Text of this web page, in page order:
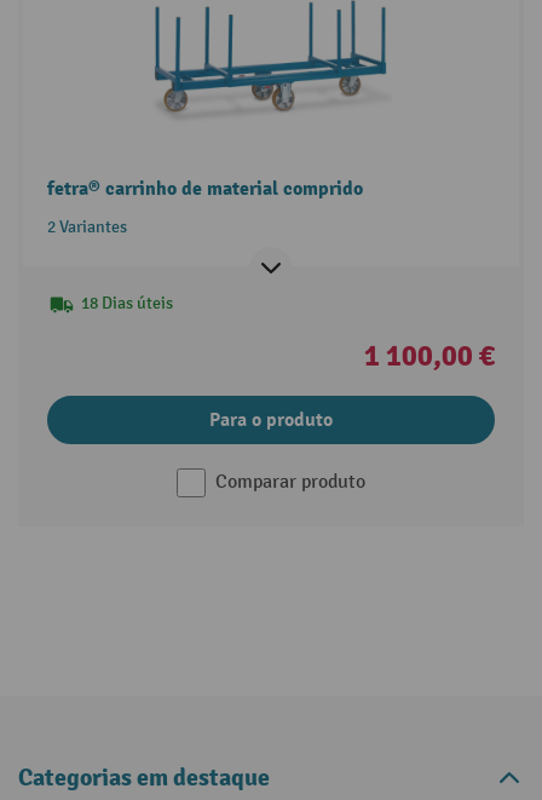
fetra® carrinho de material comprido
2 Variantes
18 Dias úteis
1 100,00 €
Para o produto
Comparar produto
Categorias em destaque